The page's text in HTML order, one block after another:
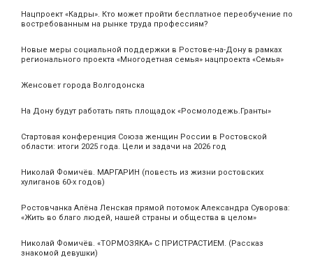
Нацпроект «Кадры». Кто может пройти бесплатное переобучение по
востребованным на рынке труда профессиям?
Новые меры социальной поддержки в Ростове-на-Дону в рамках
регионального проекта «Многодетная семья» нацпроекта «Семья»
Женсовет города Волгодонска
На Дону будут работать пять площадок «Росмолодежь.Гранты»
Стартовая конференция Союза женщин России в Ростовской
области: итоги 2025 года. Цели и задачи на 2026 год
Николай Фомичёв. МАРГАРИН (повесть из жизни ростовских
хулиганов 60-х годов)
Ростовчанка Алёна Ленская прямой потомок Александра Суворова:
«Жить во благо людей, нашей страны и общества в целом»
Николай Фомичёв. «ТОРМОЗЯКА» С ПРИСТРАСТИЕМ. (Рассказ
знакомой девушки)